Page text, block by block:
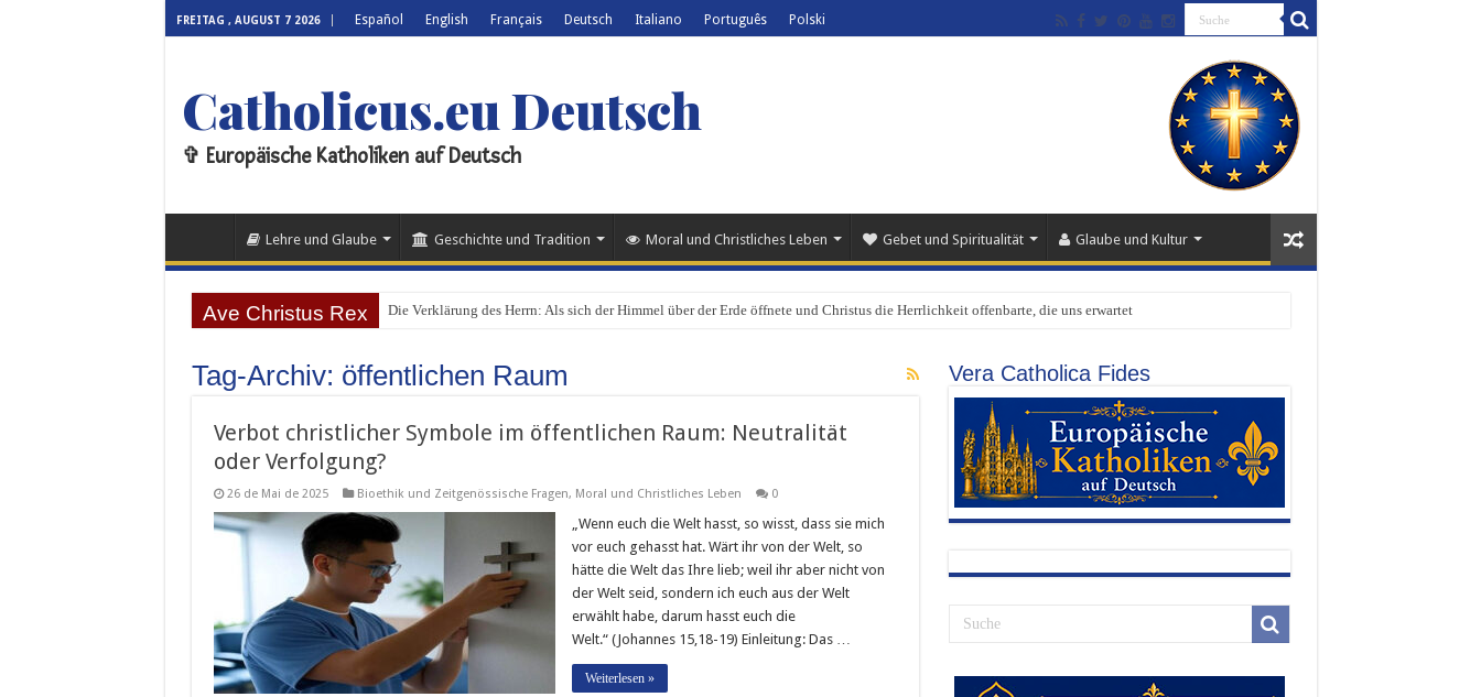
FREITAG , AUGUST 7 2026 Español English Français Deutsch Italiano Português Polski
Catholicus.eu Deutsch
✞ Europäische Katholiken auf Deutsch
Lehre und Glaube Geschichte und Tradition Moral und Christliches Leben Gebet und Spiritualität Glaube und Kultur
Ave Christus Rex Die Verklärung des Herrn: Als sich der Himmel über der Erde öffnete und Christus die Herrlichkeit offenbarte, die uns erwartet
Tag-Archiv: öffentlichen Raum
Verbot christlicher Symbole im öffentlichen Raum: Neutralität
oder Verfolgung?
26 de Mai de 2025 Bioethik und Zeitgenössische Fragen, Moral und Christliches Leben 0
„Wenn euch die Welt hasst, so wisst, dass sie mich
vor euch gehasst hat. Wärt ihr von der Welt, so
hätte die Welt das Ihre lieb; weil ihr aber nicht von
der Welt seid, sondern ich euch aus der Welt
erwählt habe, darum hasst euch die
Welt.“ (Johannes 15,18-19) Einleitung: Das …
Weiterlesen »
Vera Catholica Fides